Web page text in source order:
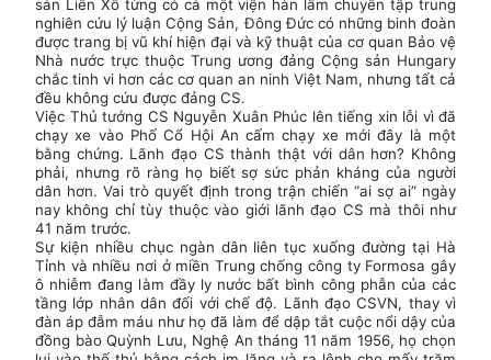
sản Liên Xô từng có cả một viện hàn lâm chuyên tập trung
nghiên cứu lý luận Cộng Sản, Đông Đức có những binh đoàn
được trang bị vũ khí hiện đại và kỹ thuật của cơ quan Bảo vệ
Nhà nước trực thuộc Trung ương đảng Cộng sản Hungary
chắc tinh vi hơn các cơ quan an ninh Việt Nam, nhưng tất cả
đều không cứu được đảng CS.
Việc Thủ tướng CS Nguyễn Xuân Phúc lên tiếng xin lỗi vì đã
chạy xe vào Phố Cổ Hội An cấm chạy xe mới đây là một
bằng chứng. Lãnh đạo CS thành thật với dân hơn? Không
phải, nhưng rõ ràng họ biết sợ sức phản kháng của người
dân hơn. Vai trò quyết định trong trận chiến “ai sợ ai” ngày
nay không chỉ tùy thuộc vào giới lãnh đạo CS mà thôi như
41 năm trước.
Sự kiện nhiều chục ngàn dân liên tục xuống đường tại Hà
Tỉnh và nhiều nơi ở miền Trung chống công ty Formosa gây
ô nhiễm đang làm đầy ly nước bất bình công phẫn của các
tầng lớp nhân dân đối với chế độ. Lãnh đạo CSVN, thay vì
đàn áp đẫm máu như họ đã làm để dập tắt cuộc nổi dậy của
đồng bào Quỳnh Lưu, Nghệ An tháng 11 năm 1956, họ chọn